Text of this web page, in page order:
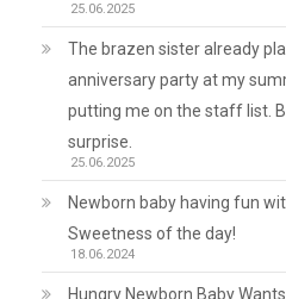
25.06.2025
The brazen sister already
anniversary party at my
putting me on the staff list.
surprise.
25.06.2025
Newborn baby having fun
Sweetness of the day!
18.06.2024
Hungry Newborn Baby